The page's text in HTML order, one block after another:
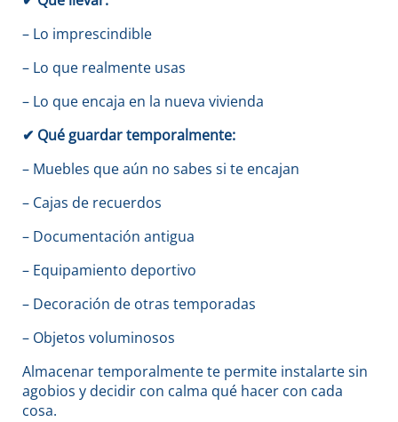
– Lo imprescindible
– Lo que realmente usas
– Lo que encaja en la nueva vivienda
✔ Qué guardar temporalmente:
– Muebles que aún no sabes si te encajan
– Cajas de recuerdos
– Documentación antigua
– Equipamiento deportivo
– Decoración de otras temporadas
– Objetos voluminosos
Almacenar temporalmente te permite instalarte sin
agobios y decidir con calma qué hacer con cada
cosa.